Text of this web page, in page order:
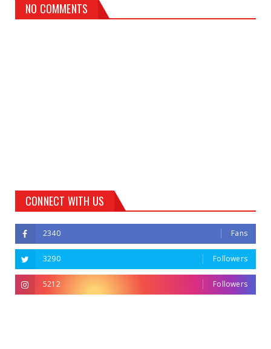
NO COMMENTS
CONNECT WITH US
2340 Fans
3290 Followers
5212 Followers